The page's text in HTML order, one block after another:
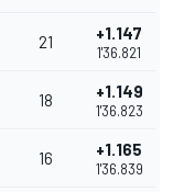
21 +1.147
1'36.821
18 +1.149
1'36.823
16 +1.165
1'36.839